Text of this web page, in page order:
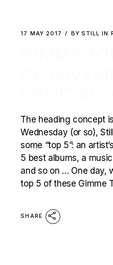
17 MAY 2017 BY STILL IN
The heading concept
Wednesday (or so),
some “top 5”: an
5 best albums, a
and so on … One day,
top 5 of these Gimme
SHARE